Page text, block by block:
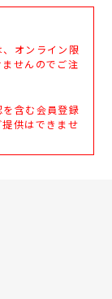
オンライン限
せんのでご注
含む会員登録
供はできませ